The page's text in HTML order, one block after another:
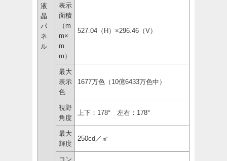
液
晶
パ
ネ
ル
表示
面積
（m
m×
m
m）
527.04（H）×296.46（V）
最大
表示
色
1677万色（10億6433万色中）
視野
角度
上下：178° 左右：178°
最大
輝度
250cd／㎡
コン